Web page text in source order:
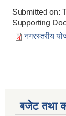
Submitted on:
Supporting
नगरस्तरीय
बजेट तथा